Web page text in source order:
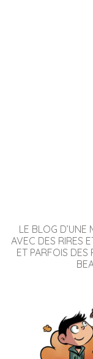
LE BLOG D’UNE
AVEC DES RIRES
ET PARFOIS DES